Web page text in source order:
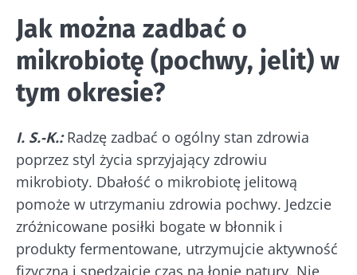
Jak można zadbać o
mikrobiotę (pochwy, jelit) w
tym okresie?
I. S.-K.:Radzę zadbać o ogólny stan zdrowia
poprzez styl życia sprzyjający zdrowiu
mikrobioty. Dbałość o mikrobiotę jelitową
pomoże w utrzymaniu zdrowia pochwy. Jedzcie
zróżnicowane posiłki bogate w błonnik i
produkty fermentowane, utrzymujcie aktywność
fizyczną i spędzajcie czas na łonie natury. Nie
Nie odchodź tak
szybko!
Dołącz do społeczności mikrobioty i raz w